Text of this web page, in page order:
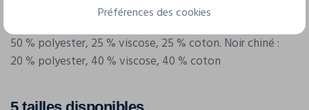
50 % polyester, 25 % viscose, 25 % coton. Noir chiné :
20 % polyester, 40 % viscose, 40 % coton
Préférences des cookies